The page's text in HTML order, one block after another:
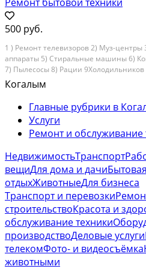
500 руб.
1 ) Ремонт телевизоров 2) Муз-
аппараты 5) Стиральные машины 6)
7) Пылесосы 8) Рации
парогенераторы 10) Микроволновые
Когалым
Главные рубрики в
Услуги
Ремонт и обслуживание
НедвижимостьТранспорт
вещиДля дома и дачи
отдыхЖивотныеДля бизнеса
Транспорт и перевозки
строительствоКрасота и
обслуживание техники
производствоДеловые услуги
телекомФото- и видеосъёмка
животными